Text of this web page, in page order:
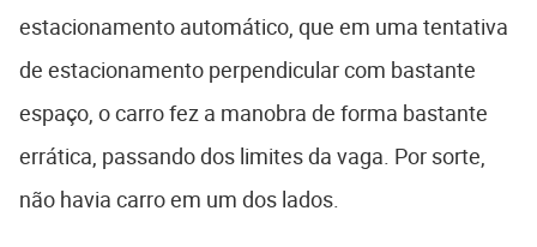
estacionamento automático, que em uma tentativa
de estacionamento perpendicular com bastante
espaço, o carro fez a manobra de forma bastante
errática, passando dos limites da vaga. Por sorte,
não havia carro em um dos lados.